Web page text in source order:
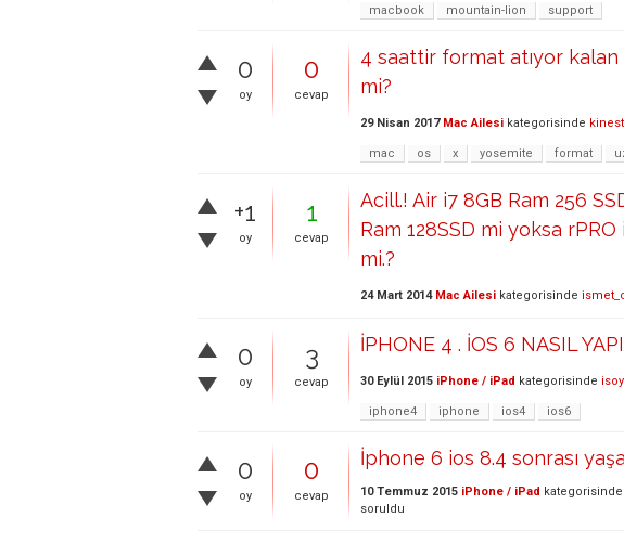
macbook mountain-lion support
0
oy
0
cevap
4 saattir format atıyor
mi?
29 Nisan 2017 Mac Ailesi kategorisinde
mac os x yosemite format
+1
oy
1
cevap
Acill.! Air i7 8GB Ram 256
Ram 128SSD mi yoksa rPRO
mi.?
24 Mart 2014 Mac Ailesi kategorisinde
0
oy
3
cevap
İPHONE 4 . İOS 6 NASIL
30 Eylül 2015 iPhone / iPad kategorisinde
iphone4 iphone ios4 ios6
0
oy
0
cevap
İphone 6 ios 8.4 sonrası
10 Temmuz 2015 iPhone / iPad kategorisinde
soruldu